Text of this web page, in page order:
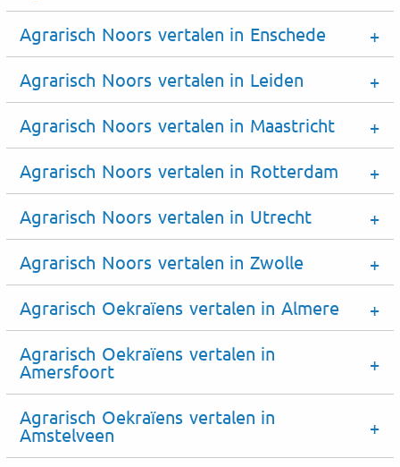
Agrarisch Noors vertalen in Enschede
Agrarisch Noors vertalen in Leiden
Agrarisch Noors vertalen in Maastricht
Agrarisch Noors vertalen in Rotterdam
Agrarisch Noors vertalen in Utrecht
Agrarisch Noors vertalen in Zwolle
Agrarisch Oekraïens vertalen in Almere
Agrarisch Oekraïens vertalen in
Amersfoort
Agrarisch Oekraïens vertalen in
Amstelveen